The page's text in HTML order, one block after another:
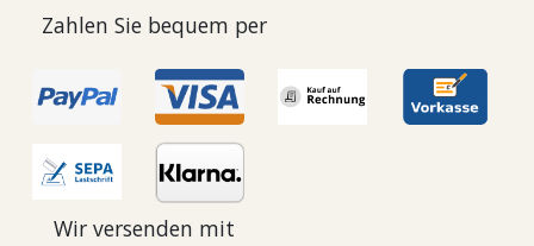
Zahlen Sie bequem per
Wir versenden mit